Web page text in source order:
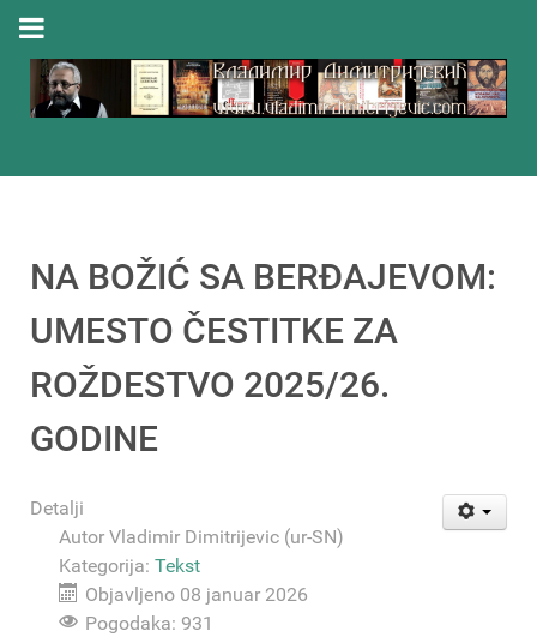
NA BOŽIĆ SA BERĐAJEVOM:
UMESTO ČESTITKE ZA
ROŽDESTVO 2025/26.
GODINE
Detalji
Autor Vladimir Dimitrijevic (ur-SN)
Kategorija: Tekst
Objavljeno 08 januar 2026
Pogodaka: 931